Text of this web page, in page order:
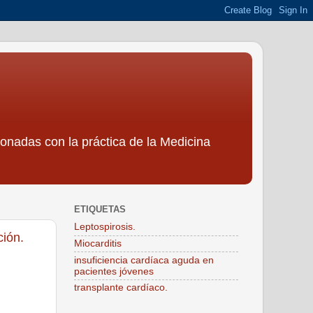
con la práctica de la Medicina
ETIQUETAS
Leptospirosis.
Miocarditis
insuficiencia cardíaca aguda en
pacientes jóvenes
transplante cardíaco.